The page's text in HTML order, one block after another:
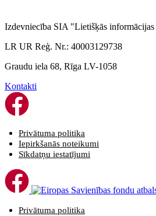
Izdevniecība SIA "Lietišķās informācijas
LR UR Reģ. Nr.: 40003129738
Graudu iela 68, Rīga LV-1058
Kontakti
Privātuma politika
Iepirkšanās noteikumi
Sīkdatņu iestatījumi
Privātuma politika